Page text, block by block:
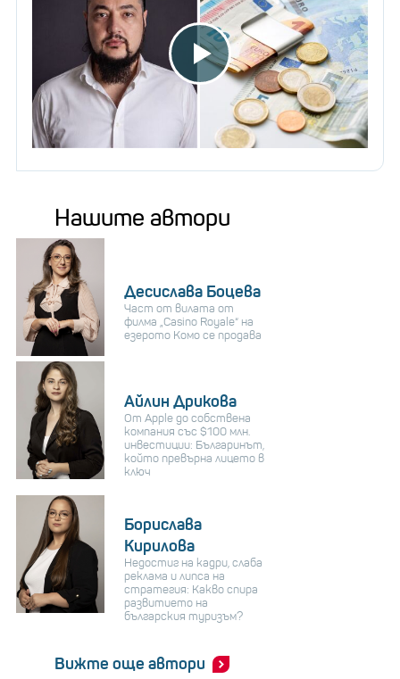
Нашите автори
Десислава Боцева
Част от вилата от
филма „Casino Royale“ на
езерото Комо се продава
Айлин Дрикова
От Apple до собствена
компания със $100 млн.
инвестиции: Българинът,
който превърна лицето в
ключ
Борислава
Кирилова
Недостиг на кадри, слаба
реклама и липса на
стратегия: Какво спира
развитието на
българския туризъм?
Вижте още автори